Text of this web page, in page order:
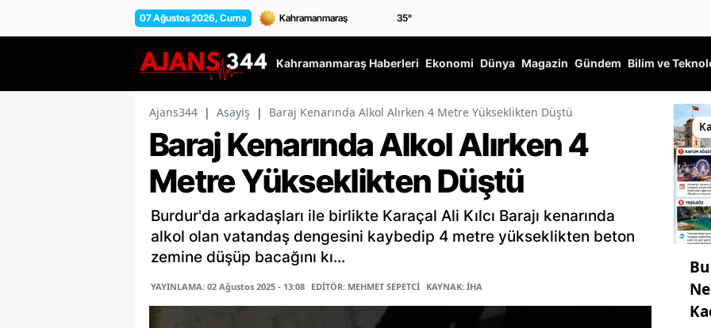
07 Ağustos 2026, Cuma 35°
Kahramanmaraş Haberleri Ekonomi Dünya Magazin Gündem Bilim ve
Ajans344 | Asayiş | Baraj Kenarında Alkol Alırken 4 Metre Yükseklikten Düştü
Baraj Kenarında Alkol Alırken 4
Metre Yükseklikten Düştü
Burdur'da arkadaşları ile birlikte Karaçal Ali Kılcı Barajı kenarında
alkol olan vatandaş dengesini kaybedip 4 metre yükseklikten beton
zemine düşüp bacağını kı...
YAYINLAMA: 02 Ağustos 2025 - 13:08 EDİTÖR: MEHMET SEPETCİ KAYNAK: İHA